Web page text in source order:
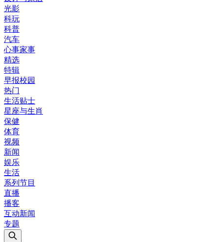
光影
科玩
科普
汽车
心事家事
精选
特辑
早报校园
热门
生活贴士
星座与生肖
保健
体育
视频
新闻
娱乐
生活
系列节目
直播
播客
互动新闻
专题